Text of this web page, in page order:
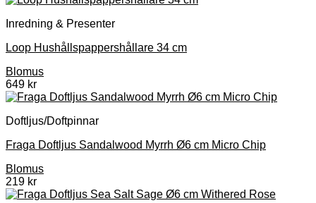
Inredning & Presenter
Loop Hushållspappershållare 34 cm
Blomus
649 kr
Doftljus/Doftpinnar
Fraga Doftljus Sandalwood Myrrh Ø6 cm Micro Chip
Blomus
219 kr